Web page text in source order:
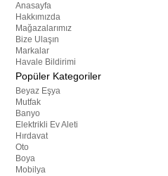
Anasayfa
Hakkımızda
Mağazalarımız
Bize Ulaşın
Markalar
Havale Bildirimi
Popüler Kategoriler
Beyaz Eşya
Mutfak
Banyo
Elektrikli Ev Aleti
Hırdavat
Oto
Boya
Mobilya